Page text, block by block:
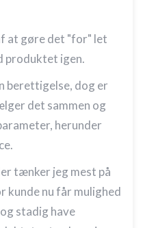
at gøre det "for" let
produktet igen.
berettigelse, dog er
det sammen og
herunder
tænker jeg mest på
kunde nu får mulighed
stadig have